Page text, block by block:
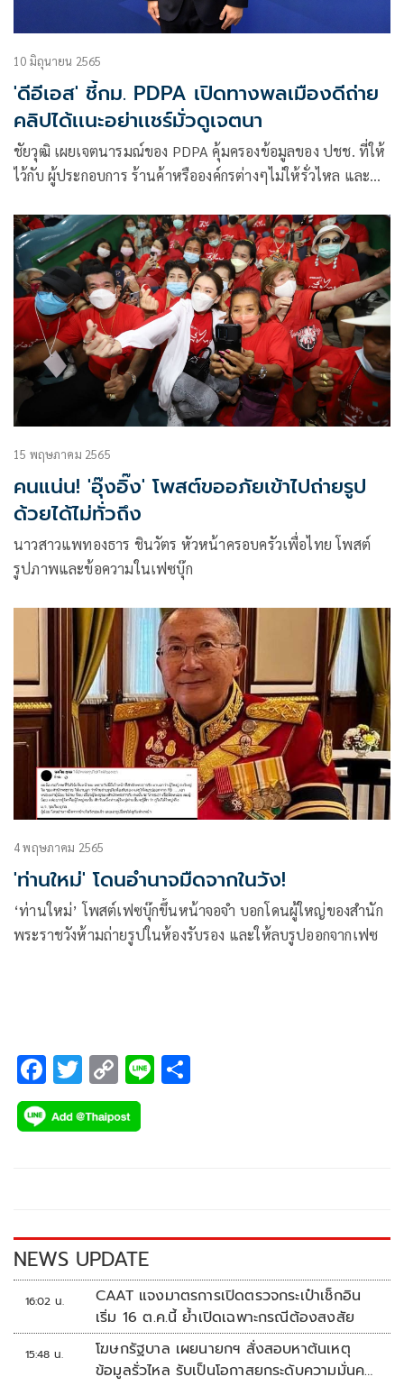
10 มิถุนายน 2565
'ดีอีเอส' ชี้กม. PDPA เปิดทางพลเมืองดีถ่าย
คลิปได้เเนะอย่าเเชร์มั่วดูเจตนา
ชัยวุฒิ เผยเจตนารมณ์ของ PDPA คุ้มครองข้อมูลของ ปชช. ที่ให้
ไว้กับ ผู้ประกอบการ ร้านค้าหรือองค์กรต่างๆไม่ให้รั่วไหล และ
15 พฤษภาคม 2565
คนแน่น! 'อุ๊งอิ๊ง'​ โพสต์ขออภัยเข้าไปถ่ายรูป
ด้วยได้ไม่ทั่วถึง
นาวสาวแพทองธาร​ ชินวัตร​ หัวหน้าครอบครัวเพื่อไทย​ โพสต์
รูปภาพและข้อความในเฟซบุ๊ก
4 พฤษภาคม 2565
'ท่านใหม่' โดนอำนาจมืดจากในวัง!
‘ท่านใหม่’ โพสต์เฟซบุ๊กขึ้นหน้าจอจำ บอกโดนผู้ใหญ่ของสำนัก
พระราชวังห้ามถ่ายรูปในห้องรับรอง และให้ลบรูปออกจากเฟซ
F
ac
e
k
T
wi
tt
C
o
p
k
Li
NEWS UPDATE
16:02 น.
CAAT แจงมาตรการเปิดตรวจกระเป๋าเช็กอิน
เริ่ม 16 ต.ค.นี้ ย้ำเปิดเฉพาะกรณีต้องสงสัย
15:48 น.
โฆษกรัฐบาล เผยนายกฯ สั่งสอบหาต้นเหตุ
ข้อมูลรั่วไหล รับเป็นโอกาสยกระดับความมั่นคง